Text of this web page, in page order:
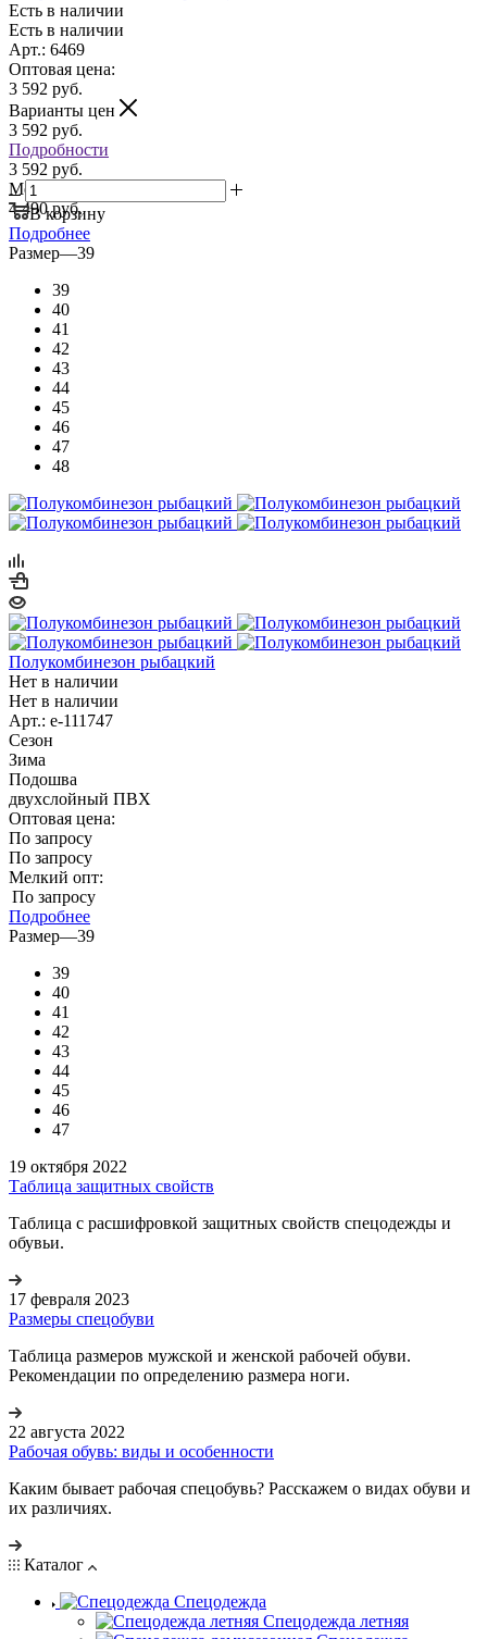
Есть в наличии
Есть в наличии
Арт.: 6469
Оптовая цена:
3 592 руб.
Варианты цен
3 592 руб.
Подробности
3 592 руб.
Мелкий опт:
4 490 руб.
В корзину
Подробнее
Размер—39
39
40
41
42
43
44
45
46
47
48
Полукомбинезон рыбацкий
Нет в наличии
Нет в наличии
Арт.: e-111747
Сезон
Зима
Подошва
двухслойный ПВХ
Оптовая цена:
По запросу
По запросу
Мелкий опт:
По запросу
Подробнее
Размер—39
39
40
41
42
43
44
45
46
47
19 октября 2022
Таблица защитных свойств
Таблица с расшифровкой защитных свойств спецодежды и
обувьи.
17 февраля 2023
Размеры спецобуви
Таблица размеров мужской и женской рабочей обуви.
Рекомендации по определению размера ноги.
22 августа 2022
Рабочая обувь: виды и особенности
Каким бывает рабочая спецобувь? Расскажем о видах обуви и
их различиях.
Каталог
Спецодежда
Спецодежда летняя